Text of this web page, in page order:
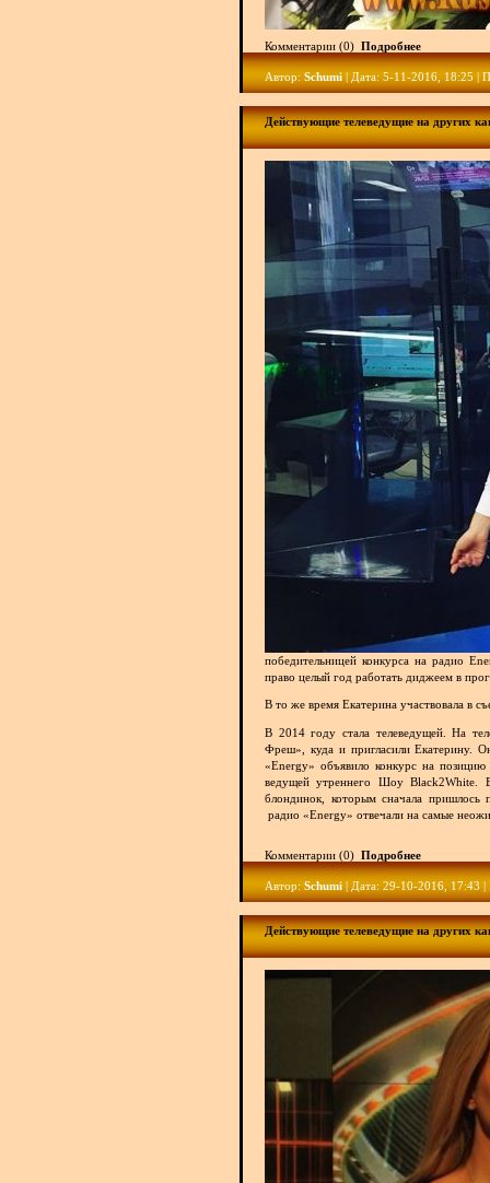
Комментарии (0) Подробнее
Автор: Schumi | Дата: 5-11-2016, 18:25 |
Действующие телеведущие на других
победительницей конкурса на радио
право целый год работать диджеем в
В то же время Екатерина участвовала в
В 2014 году стала телеведущей. На
Фреш», куда и пригласили Екатерину.
«Energy» объявило конкурс на
ведущей утреннего Шоу Black2White. В
блондинок, которым сначала пришлось
радио «Energy» отвечали на самые
Комментарии (0) Подробнее
Автор: Schumi | Дата: 29-10-2016, 17:43
Действующие телеведущие на других